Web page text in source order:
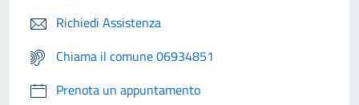
Richiedi Assistenza
Chiama il comune 06934851
Prenota un appuntamento